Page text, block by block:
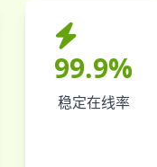
99.9%
稳定在线率